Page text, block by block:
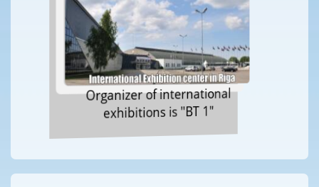
Organizer of international
exhibitions is "BT 1"